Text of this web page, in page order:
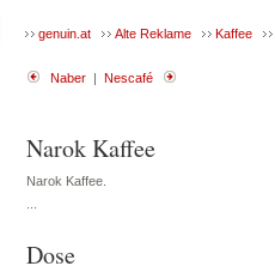
genuin.at Alte Reklame Kaffee
Naber | Nescafé
Narok Kaffee
Narok Kaffee.
Dose